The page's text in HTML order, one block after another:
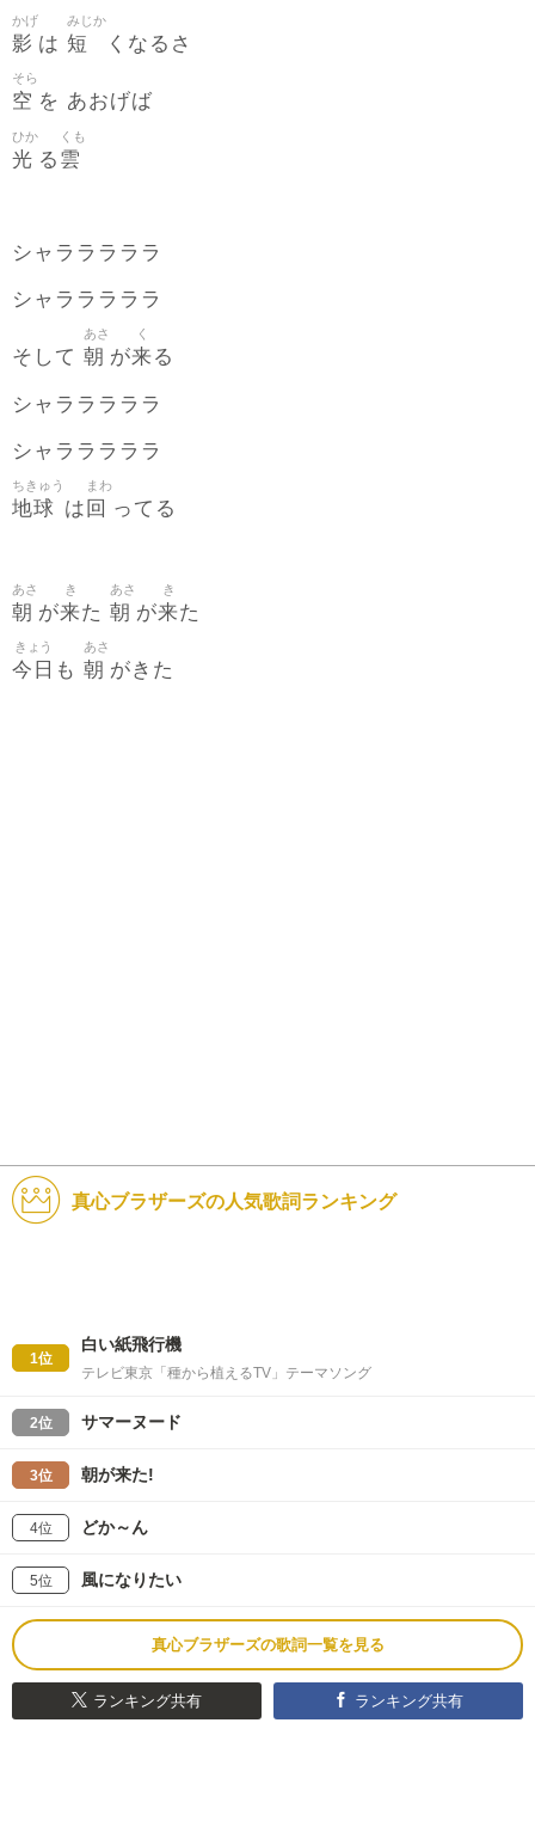
影
かげ
は 短
みじか
くなるさ
空
そら
を あおげば
光
ひか
る 雲
くも
シャラララララ
シャラララララ
そして 朝
あさ
が来
く
る
シャラララララ
シャラララララ
地球
ちきゅう
は 回
まわ
ってる
朝
あさ
が来
き
た 朝
あさ
が来
き
た
今日
きょう
も 朝
あさ
がきた
真心ブラザーズの人気歌詞ランキング
1位
白い紙飛行機
テレビ東京「種から植えるTV」テーマソング
2位 サマーヌード
3位 朝が来た!
4位 どか～ん
5位 風になりたい
真心ブラザーズの歌詞一覧を見る
ランキング共有 ランキング共有